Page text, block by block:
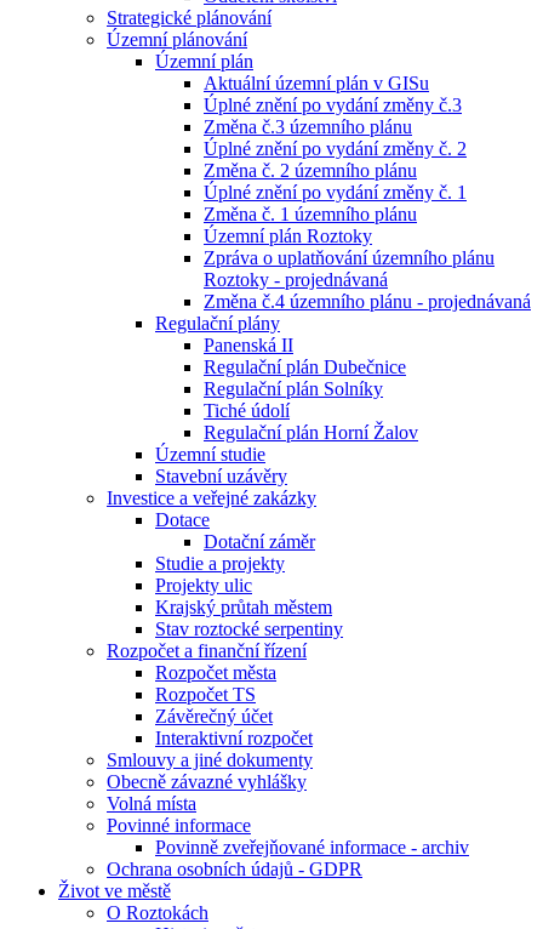
Strategické plánování
Územní plánování
Územní plán
Aktuální územní plán v GISu
Úplné znění po vydání změny č.3
Změna č.3 územního plánu
Úplné znění po vydání změny č. 2
Změna č. 2 územního plánu
Úplné znění po vydání změny č. 1
Změna č. 1 územního plánu
Územní plán Roztoky
Zpráva o uplatňování územního plánu
Roztoky - projednávaná
Změna č.4 územního plánu - projednávaná
Regulační plány
Panenská II
Regulační plán Dubečnice
Regulační plán Solníky
Tiché údolí
Regulační plán Horní Žalov
Územní studie
Stavební uzávěry
Investice a veřejné zakázky
Dotace
Dotační záměr
Studie a projekty
Projekty ulic
Krajský průtah městem
Stav roztocké serpentiny
Rozpočet a finanční řízení
Rozpočet města
Rozpočet TS
Závěrečný účet
Interaktivní rozpočet
Smlouvy a jiné dokumenty
Obecně závazné vyhlášky
Volná místa
Povinné informace
Povinně zveřejňované informace - archiv
Ochrana osobních údajů - GDPR
Život ve městě
O Roztokách